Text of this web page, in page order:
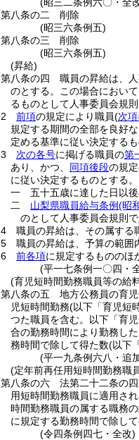
第八条の二
削除
(昭三六条例五)
第八条の三
削除
(昭三六条例五)
(昇給)
第八条の四
職員の昇給は、
のとする。
この場合におい
るものとして人事委員会規
2
前項の規定により職員(次
規定する期間の全部を良好
定める基準に従い決定するも
3
次の各号に掲げる職員の第
あり、かつ、 同項後段の規
に従い決定するものとする。
一
五十五歳に達した日以
二
山梨県職員給与条例(昭
のとして人事委員会規則
4
職員の昇給は、その属する
5
職員の昇給は、予算の範囲
6
前各項に規定するもののほ
(平一七条例一〇四・
(育児短時間勤務職員等の給
第八条の五
地方公務員の育
児短時間勤務(以下「育児短
つた職員を含む。以下「育
合の勤務時間により勤務し
務時間で除して得た数(以下
(平一九条例六八・追
(定年前再任用短時間勤務職
第八条の六
法第二十二条の
用短時間勤務職員に適用さ
時間勤務職員の属する職務の
に規定する勤務時間で除し
(令四条例四七・全改)